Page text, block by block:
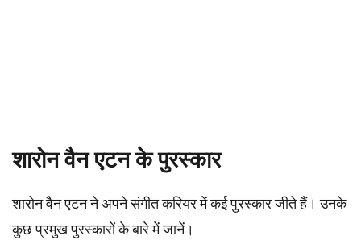
शारोन वैन एटन के पुरस्कार
शारोन वैन एटन ने अपने संगीत करियर में कई पुरस्कार जीते हैं। उनके
कुछ प्रमुख पुरस्कारों के बारे में जानें।